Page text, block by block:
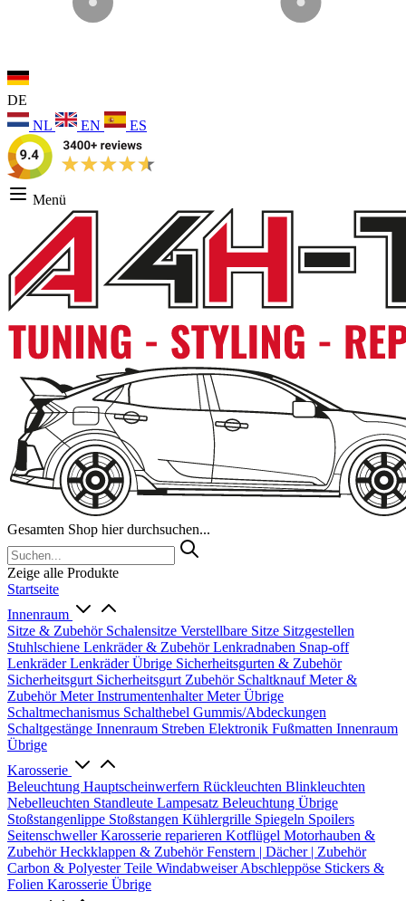
DE
NL
EN ES
Menü
Gesamten Shop hier durchsuchen...
Zeige alle Produkte
Startseite
Innenraum
Sitze & Zubehör Schalensitze Verstellbare Sitze Sitzgestellen
Stuhlschiene Lenkräder & ZubehörLenkradnaben Snap-off
LenkräderLenkräder Übrige Sicherheitsgurten & Zubehör
Sicherheitsgurt Sicherheitsgurt Zubehör SchaltknaufMeter &
ZubehörMeterInstrumentenhalterMeter Übrige
Schaltmechanismus Schalthebel Gummis/Abdeckungen
Schaltgestänge Innenraum Streben Elektronik Fußmatten Innenraum
Übrige
Karosserie
Beleuchtung Hauptscheinwerfern Rückleuchten Blinkleuchten
Nebelleuchten Standleute Lampesatz Beleuchtung Übrige
Stoßstangenlippe Stoßstangen Kühlergrille Spiegeln Spoilers
SeitenschwellerKarosserie reparieren Kotflügel Motorhauben &
ZubehörHeckklappen & ZubehörFenstern | Dächer | Zubehör
Carbon & Polyester Teile WindabweiserAbschleppöse Stickers &
Folien Karosserie Übrige